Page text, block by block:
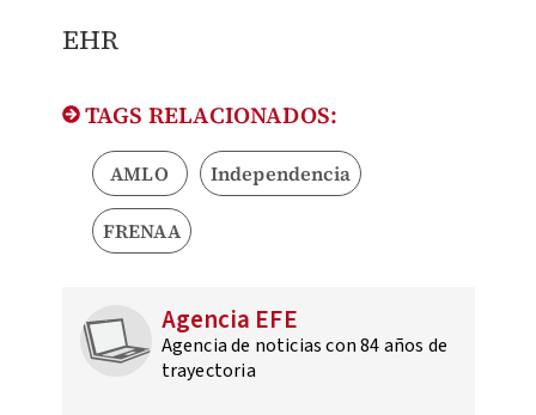
EHR
TAGS RELACIONADOS:
AMLO Independencia
FRENAA
Agencia EFE
Agencia de noticias con 84 años de
trayectoria